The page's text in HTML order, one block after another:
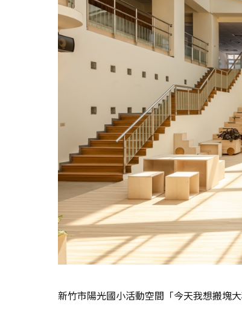
新竹市陽光國小活動空間「今天我想搬塊